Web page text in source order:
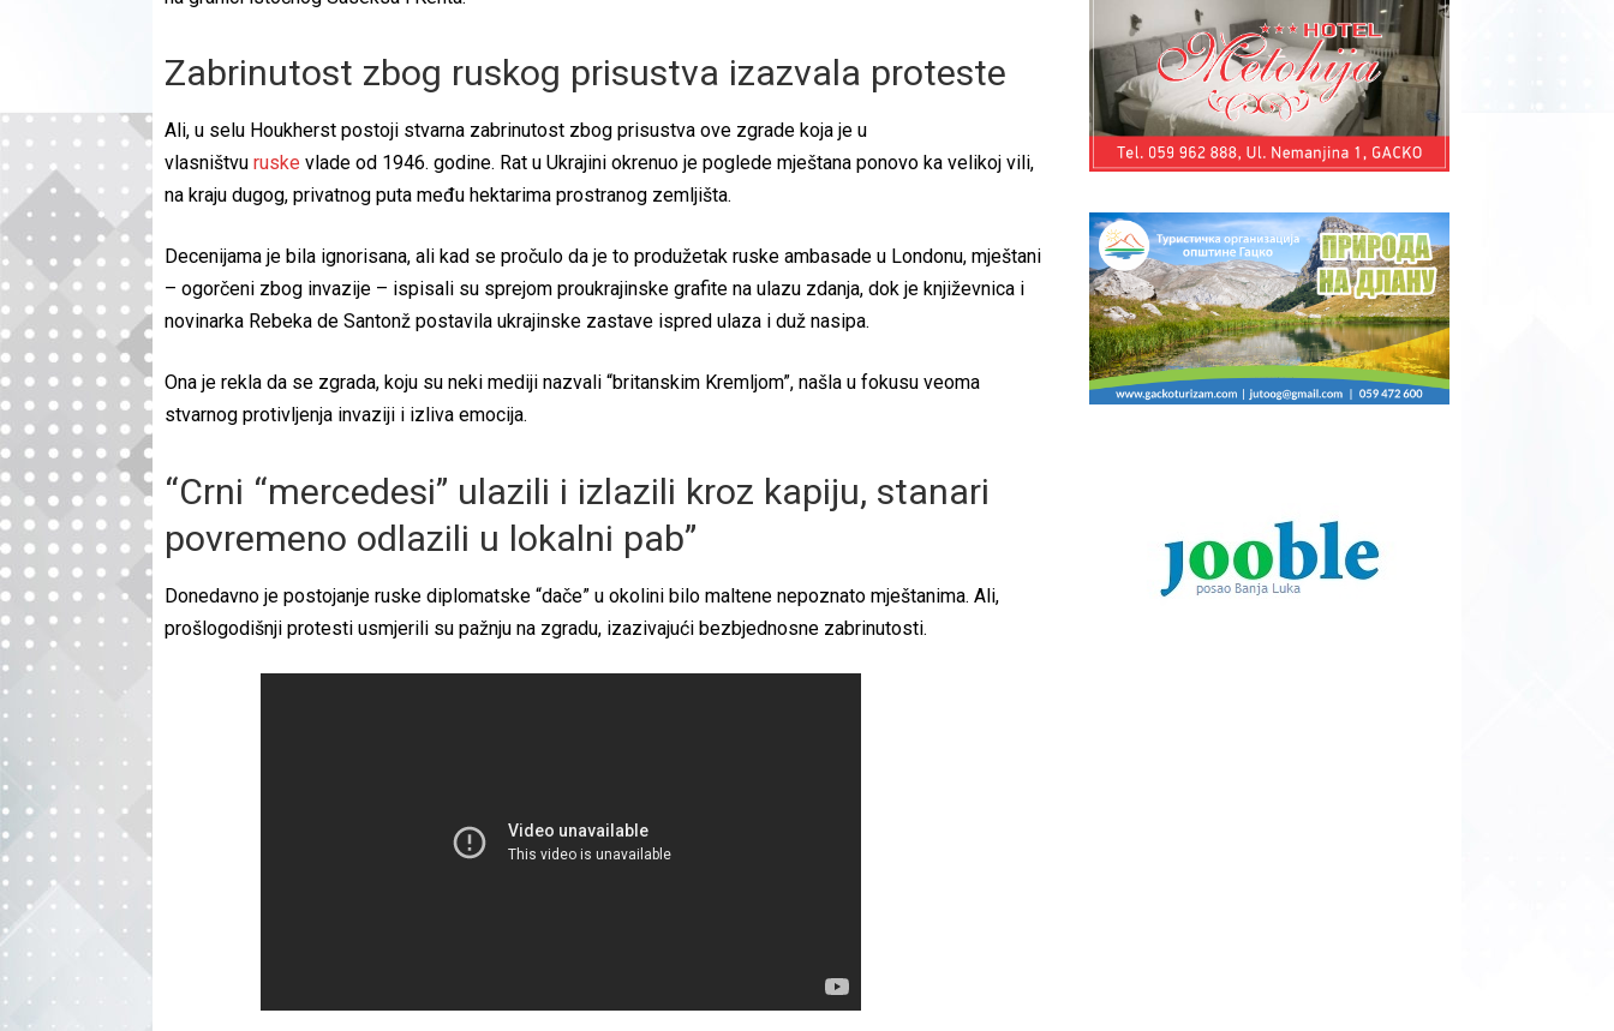
Zabrinutost zbog ruskog prisustva izazvala proteste
Ali, u selu Houkherst postoji stvarna zabrinutost zbog prisustva ove zgrade koja je u
vlasništvu ruske vlade od 1946. godine. Rat u Ukrajini okrenuo je poglede mještana ponovo ka velikoj vili,
na kraju dugog, privatnog puta među hektarima prostranog zemljišta.
Decenijama je bila ignorisana, ali kad se pročulo da je to produžetak ruske ambasade u Londonu, mještani
– ogorčeni zbog invazije – ispisali su sprejom proukrajinske grafite na ulazu zdanja, dok je književnica i
novinarka Rebeka de Santonž postavila ukrajinske zastave ispred ulaza i duž nasipa.
Ona je rekla da se zgrada, koju su neki mediji nazvali “britanskim Kremljom”, našla u fokusu veoma
stvarnog protivljenja invaziji i izliva emocija.
“Crni “mercedesi” ulazili i izlazili kroz kapiju, stanari
povremeno odlazili u lokalni pab”
Donedavno je postojanje ruske diplomatske “dače” u okolini bilo maltene nepoznato mještanima. Ali,
prošlogodišnji protesti usmjerili su pažnju na zgradu, izazivajući bezbjednosne zabrinutosti.